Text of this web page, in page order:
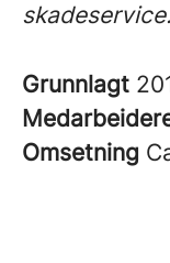
skadeservice.
Grunnlagt
Omsetning